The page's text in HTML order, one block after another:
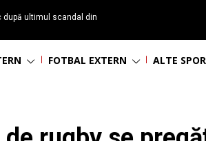
după ultimul scandal din
FOTBAL EXTERN ALTE